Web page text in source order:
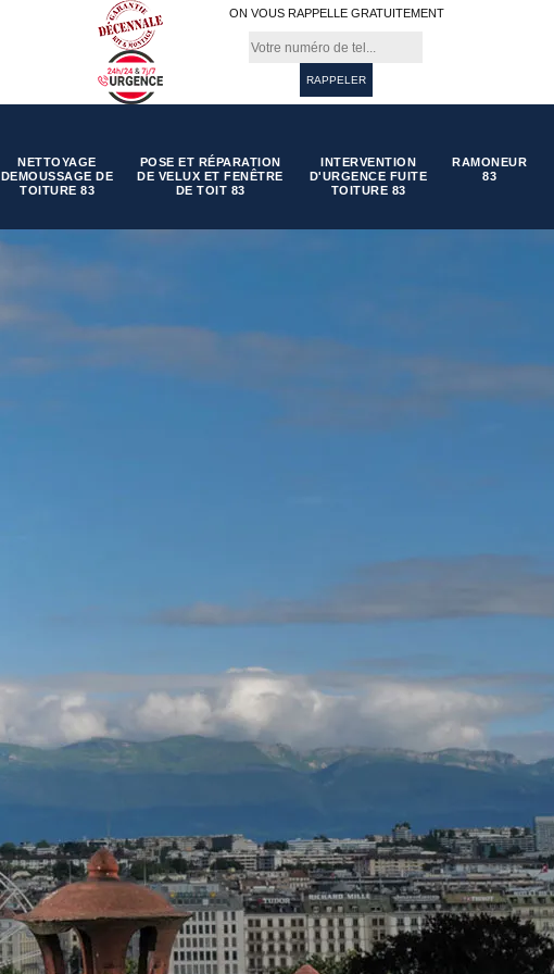
ON VOUS RAPPELLE GRATUITEMENT
NETTOYAGE
DEMOUSSAGE DE
TOITURE 83
POSE ET RÉPARATION
DE VELUX ET FENÊTRE
DE TOIT 83
INTERVENTION
D'URGENCE FUITE
TOITURE 83
RAMONEUR
83